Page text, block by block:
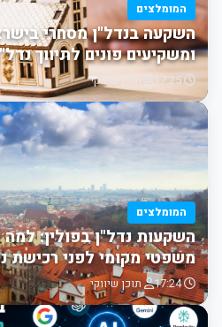
המומלצים
השקעה בנדל"ן מסחרי
ומשקיעים פונים לתיווך
17:25 תוכן שיווקי
המומלצים
השקעות נדל"ן בפולין: למה
משפטי מקומי לפני רכישת
17:24 תוכן שיווקי